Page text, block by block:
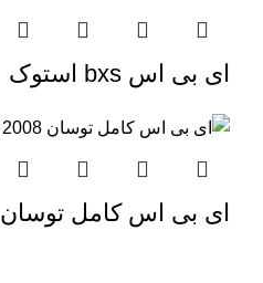
ای بی اس bxs استوک
ای بی اس کامل توسان ۲۰۰۸ مدل 2E550